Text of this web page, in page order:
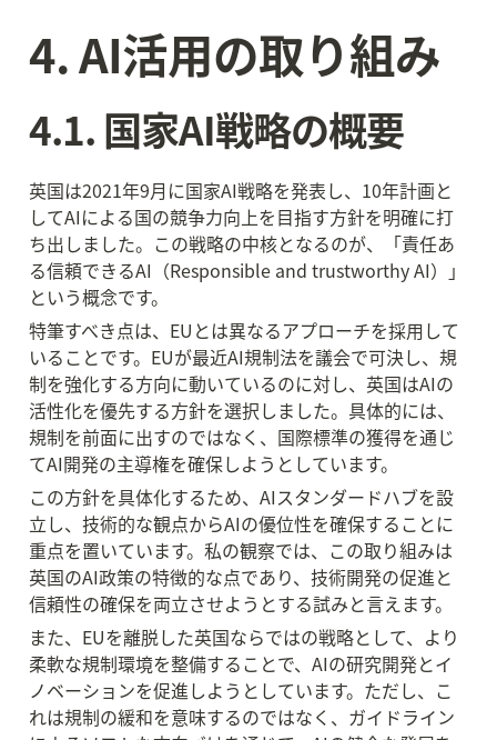
4. AI活用の取り組み
4.1. 国家AI戦略の概要
英国は2021年9月に国家AI戦略を発表し、10年計画と
してAIによる国の競争力向上を目指す方針を明確に打
ち出しました。この戦略の中核となるのが、「責任あ
る信頼できるAI（Responsible and trustworthy AI）」
という概念です。
特筆すべき点は、EUとは異なるアプローチを採用して
いることです。EUが最近AI規制法を議会で可決し、規
制を強化する方向に動いているのに対し、英国はAIの
活性化を優先する方針を選択しました。具体的には、
規制を前面に出すのではなく、国際標準の獲得を通じ
てAI開発の主導権を確保しようとしています。
この方針を具体化するため、AIスタンダードハブを設
立し、技術的な観点からAIの優位性を確保することに
重点を置いています。私の観察では、この取り組みは
英国のAI政策の特徴的な点であり、技術開発の促進と
信頼性の確保を両立させようとする試みと言えます。
また、EUを離脱した英国ならではの戦略として、より
柔軟な規制環境を整備することで、AIの研究開発とイ
ノベーションを促進しようとしています。ただし、こ
れは規制の緩和を意味するのではなく、ガイドライン